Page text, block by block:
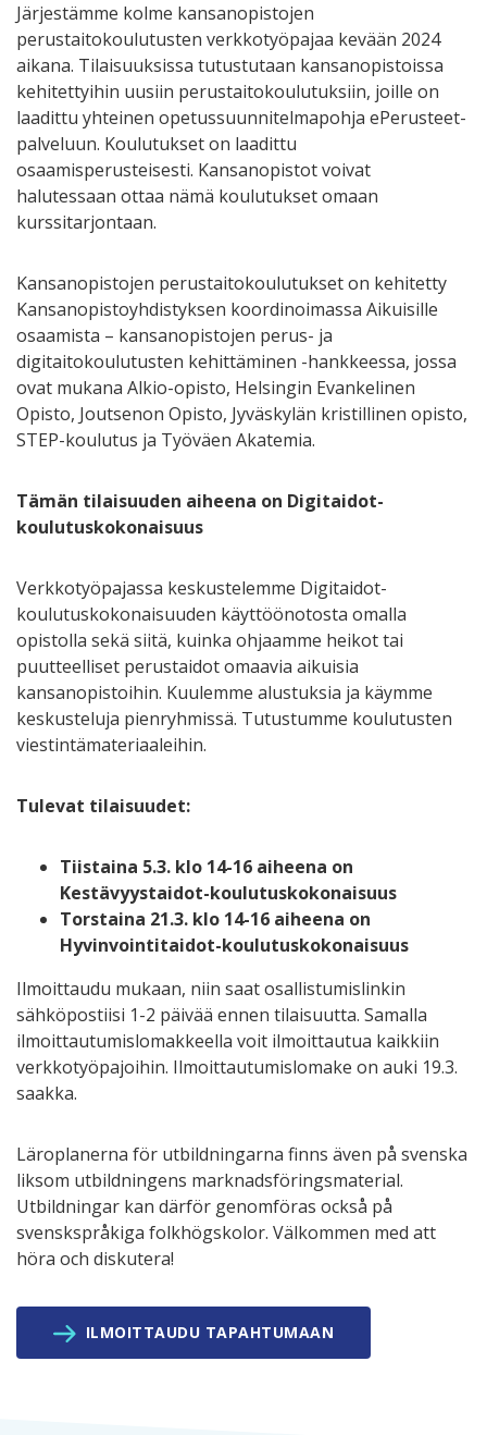
Järjestämme kolme kansanopistojen
perustaitokoulutusten verkkotyöpajaa kevään 2024
aikana. Tilaisuuksissa tutustutaan kansanopistoissa
kehitettyihin uusiin perustaitokoulutuksiin, joille on
laadittu yhteinen opetussuunnitelmapohja ePerusteet-
palveluun. Koulutukset on laadittu
osaamisperusteisesti. Kansanopistot voivat
halutessaan ottaa nämä koulutukset omaan
kurssitarjontaan.
Kansanopistojen perustaitokoulutukset on kehitetty
Kansanopistoyhdistyksen koordinoimassa Aikuisille
osaamista – kansanopistojen perus- ja
digitaitokoulutusten kehittäminen -hankkeessa, jossa
ovat mukana Alkio-opisto, Helsingin Evankelinen
Opisto, Joutsenon Opisto, Jyväskylän kristillinen opisto,
STEP-koulutus ja Työväen Akatemia.
Tämän tilaisuuden aiheena on Digitaidot-
koulutuskokonaisuus
Verkkotyöpajassa keskustelemme Digitaidot-
koulutuskokonaisuuden käyttöönotosta omalla
opistolla sekä siitä, kuinka ohjaamme heikot tai
puutteelliset perustaidot omaavia aikuisia
kansanopistoihin. Kuulemme alustuksia ja käymme
keskusteluja pienryhmissä. Tutustumme koulutusten
viestintämateriaaleihin.
Tulevat tilaisuudet:
Tiistaina 5.3. klo 14-16 aiheena on
Kestävyystaidot-koulutuskokonaisuus
Torstaina 21.3. klo 14-16 aiheena on
Hyvinvointitaidot-koulutuskokonaisuus
Ilmoittaudu mukaan, niin saat osallistumislinkin
sähköpostiisi 1-2 päivää ennen tilaisuutta. Samalla
ilmoittautumislomakkeella voit ilmoittautua kaikkiin
verkkotyöpajoihin. Ilmoittautumislomake on auki 19.3.
saakka.
Läroplanerna för utbildningarna finns även på svenska
liksom utbildningens marknadsföringsmaterial.
Utbildningar kan därför genomföras också på
svenskspråkiga folkhögskolor. Välkommen med att
höra och diskutera!
ILMOITTAUDU TAPAHTUMAAN